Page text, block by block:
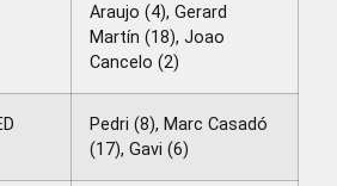
Araujo (4), Gerard
Martín (18), Joao
Cancelo (2)
Pedri (8), Marc Casadó
(17), Gavi (6)